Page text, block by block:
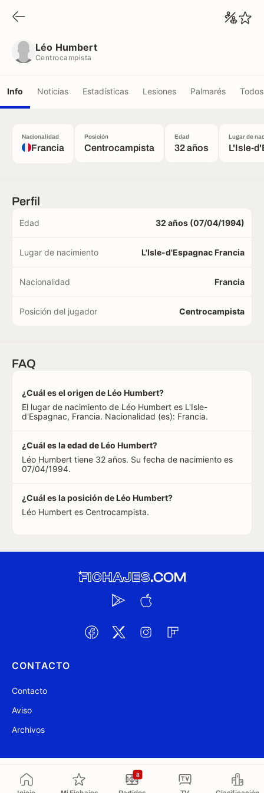
8
Léo Humbert
Centrocampista
Info Noticias Estadísticas Lesiones Palmarés
Nacionalidad
Francia
Posición
Centrocampista
Edad
32 años
Lugar de
L'Isle-
Perfil
Edad 32 años (07/04/1994)
Lugar de nacimiento L'Isle-d'Espagnac Francia
Nacionalidad Francia
Posición del jugador Centrocampista
FAQ
¿Cuál es el origen de Léo Humbert?
El lugar de nacimiento de Léo Humbert es L'Isle-
d'Espagnac, Francia. Nacionalidad (es): Francia.
¿Cuál es la edad de Léo Humbert?
Léo Humbert tiene 32 años. Su fecha de nacimiento es
07/04/1994.
¿Cuál es la posición de Léo Humbert?
Léo Humbert es Centrocampista.
CONTACTO
Contacto
Aviso
Archivos